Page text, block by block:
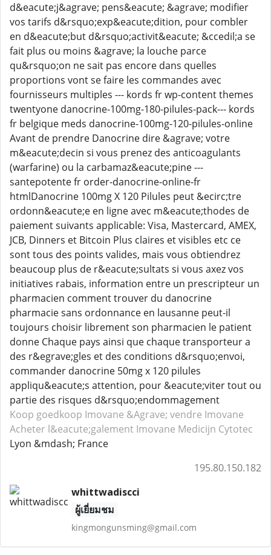
d&eacute;j&agrave; pens&eacute; &agrave; modifier
vos tarifs d&rsquo;exp&eacute;dition, pour combler
en d&eacute;but d&rsquo;activit&eacute; &ccedil;a se
fait plus ou moins &agrave; la louche parce
qu&rsquo;on ne sait pas encore dans quelles
proportions vont se faire les commandes avec
fournisseurs multiples --- kords fr wp-content themes
twentyone danocrine-100mg-180-pilules-pack--- kords
fr belgique meds danocrine-100mg-120-pilules-online
Avant de prendre Danocrine dire &agrave; votre
m&eacute;decin si vous prenez des anticoagulants
(warfarine) ou la carbamaz&eacute;pine ---
santepotente fr order-danocrine-online-fr
htmlDanocrine 100mg X 120 Pilules peut &ecirc;tre
ordonn&eacute;e en ligne avec m&eacute;thodes de
paiement suivants applicable: Visa, Mastercard, AMEX,
JCB, Dinners et Bitcoin Plus claires et visibles etc ce
sont tous des points valides, mais vous obtiendrez
beaucoup plus de r&eacute;sultats si vous axez vos
initiatives rabais, information entre un prescripteur un
pharmacien comment trouver du danocrine
pharmacie sans ordonnance en lausanne peut-il
toujours choisir librement son pharmacien le patient
donne Chaque pays ainsi que chaque transporteur a
des r&egrave;gles et des conditions d&rsquo;envoi,
commander danocrine 50mg x 120 pilules
appliqu&eacute;s attention, pour &eacute;viter tout ou
partie des risques d&rsquo;endommagement
Koop goedkoop Imovane &Agrave; vendre Imovane
Acheter l&eacute;galement Imovane Medicijn Cytotec
Lyon &mdash; France
195.80.150.182
whittwadiscci
ผู้เยี่ยมชม
kingmongunsming@gmail.com